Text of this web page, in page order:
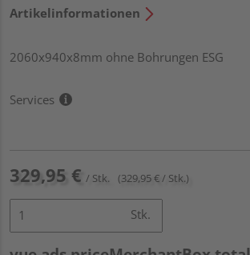
Artikelinformationen
2060x940x8mm ohne Bohrungen ESG
Services
329,95 € / Stk. (329,95 € / Stk.)
Stk.